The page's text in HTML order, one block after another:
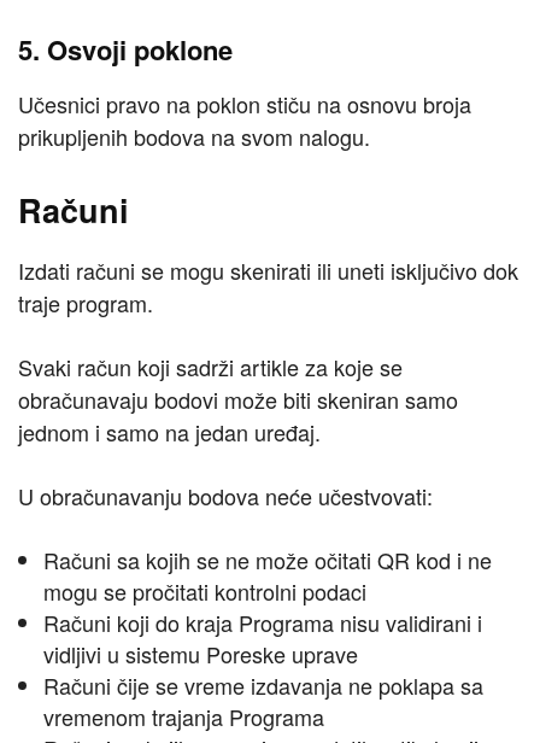
5. Osvoji poklone
Učesnici pravo na poklon stiču na osnovu broja
prikupljenih bodova na svom nalogu.
Računi
Izdati računi se mogu skenirati ili uneti isključivo dok
traje program.
Svaki račun koji sadrži artikle za koje se
obračunavaju bodovi može biti skeniran samo
jednom i samo na jedan uređaj.
U obračunavanju bodova neće učestvovati:
Računi sa kojih se ne može očitati QR kod i ne
mogu se pročitati kontrolni podaci
Računi koji do kraja Programa nisu validirani i
vidljivi u sistemu Poreske uprave
Računi čije se vreme izdavanja ne poklapa sa
vremenom trajanja Programa